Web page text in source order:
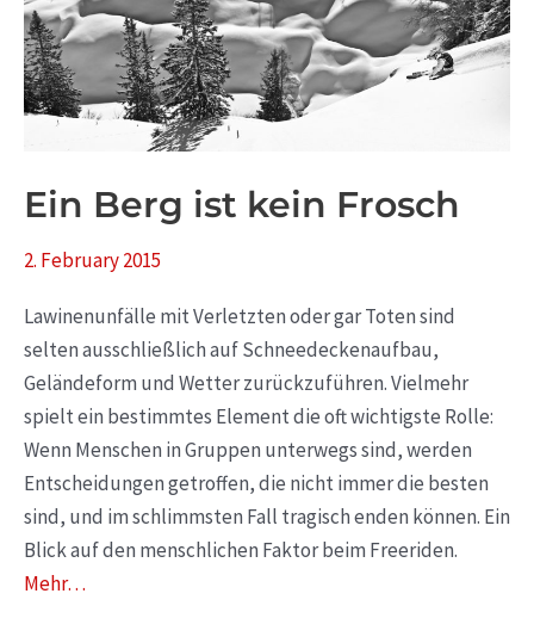
Ein Berg ist kein Frosch
2. February 2015
Lawinenunfälle mit Verletzten oder gar Toten sind
selten ausschließlich auf Schneedeckenaufbau,
Geländeform und Wetter zurückzuführen. Vielmehr
spielt ein bestimmtes Element die oft wichtigste Rolle:
Wenn Menschen in Gruppen unterwegs sind, werden
Entscheidungen getroffen, die nicht immer die besten
sind, und im schlimmsten Fall tragisch enden können. Ein
Blick auf den menschlichen Faktor beim Freeriden.
Mehr…
kein
Frosch